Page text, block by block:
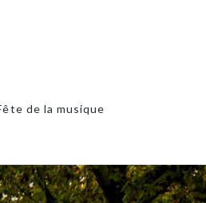
de la musique